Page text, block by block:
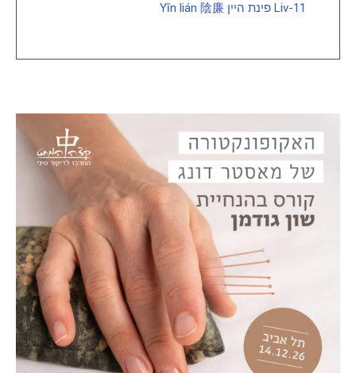
Liv-11 פינת היין Yīn lián 陰廉